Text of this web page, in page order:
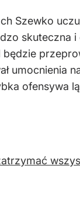
Szewko
skuteczna
umocnienia
ofensywa